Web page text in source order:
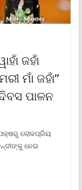
ଜହାଁ
ମାଁ ଜହାଁ”
ପାଳନ
ଲୋକପ୍ରିୟ
ନେଇ